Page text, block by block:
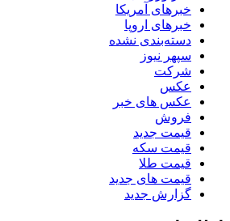
خبرهای آمریکا
خبرهای اروپا
دسته‌بندی نشده
سپهر نیوز
شرکت
عکس
عکس های خبر
فروش
قیمت جدید
قیمت سکه
قیمت طلا
قیمت های جدید
گزارش جدید